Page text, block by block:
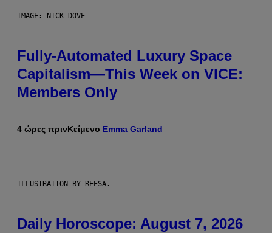
IMAGE: NICK DOVE
Fully-Automated Luxury Space
Capitalism—This Week on VICE:
Members Only
4 ώρες πρινΚείμενο Emma Garland
ILLUSTRATION BY REESA.
Daily Horoscope: August 7, 2026